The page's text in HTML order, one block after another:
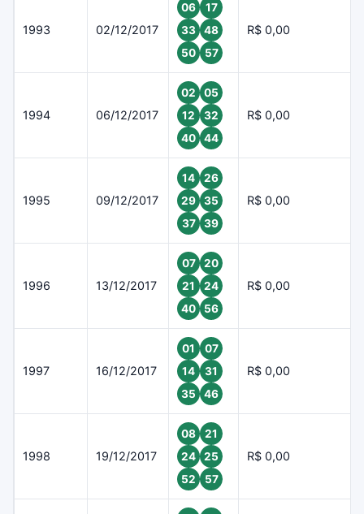
1993 02/12/2017
06
17
33
48
50
57
R$ 0,00
1994 06/12/2017
02
05
12
32
40
44
R$ 0,00
1995 09/12/2017
14
26
29
35
37
39
R$ 0,00
1996 13/12/2017
07
20
21
24
40
56
R$ 0,00
1997 16/12/2017
01
07
14
31
35
46
R$ 0,00
1998 19/12/2017
08
21
24
25
52
57
R$ 0,00